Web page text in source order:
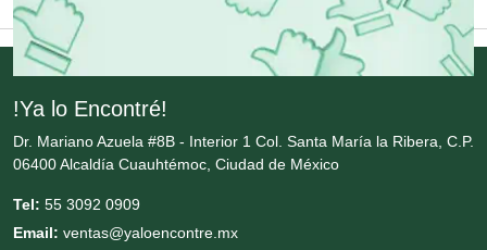
Escuelas de Artes
!Ya lo Encontré!
Dr. Mariano Azuela #8B - Interior 1 Col. Santa María la Ribera, C.P.
06400 Alcaldía Cuauhtémoc, Ciudad de México
Tel: 55 3092 0909
Email: ventas@yaloencontre.mx